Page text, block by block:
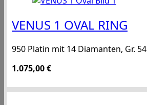
VENUS 1 OVAL RING
950 Platin mit 14 Diamanten, Gr. 54
1.075,00€